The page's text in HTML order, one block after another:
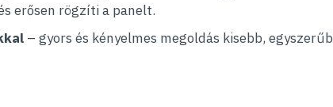
erősen rögzíti a panelt.
– gyors és kényelmes megoldás kisebb,